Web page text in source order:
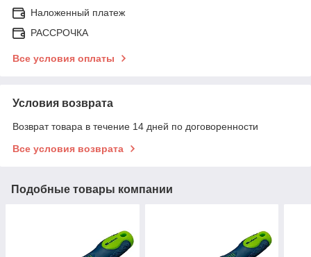
Наложенный платеж
РАССРОЧКА
Все условия оплаты
Условия возврата
Возврат товара в течение 14 дней по договоренности
Все условия возврата
Подобные товары компании